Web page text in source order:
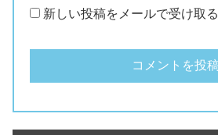
新しい投稿をメールで受け取る